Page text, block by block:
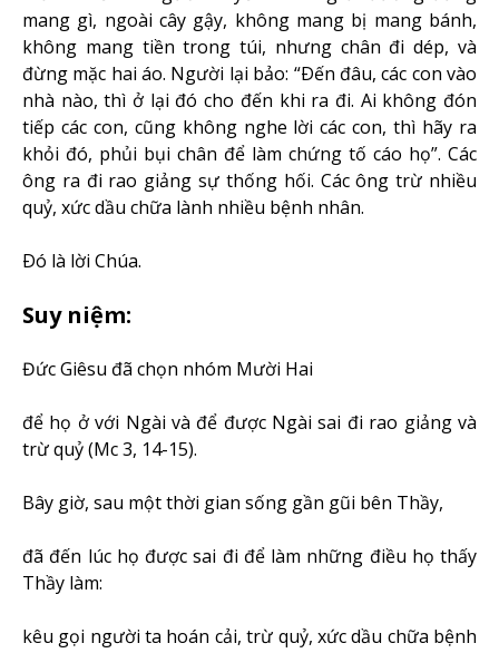
mang gì, ngoài cây gậy, không mang bị mang bánh,
không mang tiền trong túi, nhưng chân đi dép, và
đừng mặc hai áo. Người lại bảo: “Ðến đâu, các con vào
nhà nào, thì ở lại đó cho đến khi ra đi. Ai không đón
tiếp các con, cũng không nghe lời các con, thì hãy ra
khỏi đó, phủi bụi chân để làm chứng tố cáo họ”. Các
ông ra đi rao giảng sự thống hối. Các ông trừ nhiều
quỷ, xức dầu chữa lành nhiều bệnh nhân.
Ðó là lời Chúa.
Suy niệm:
Đức Giêsu đã chọn nhóm Mười Hai
để họ ở với Ngài và để được Ngài sai đi rao giảng và
trừ quỷ (Mc 3, 14-15).
Bây giờ, sau một thời gian sống gần gũi bên Thầy,
đã đến lúc họ được sai đi để làm những điều họ thấy
Thầy làm:
kêu gọi người ta hoán cải, trừ quỷ, xức dầu chữa bệnh